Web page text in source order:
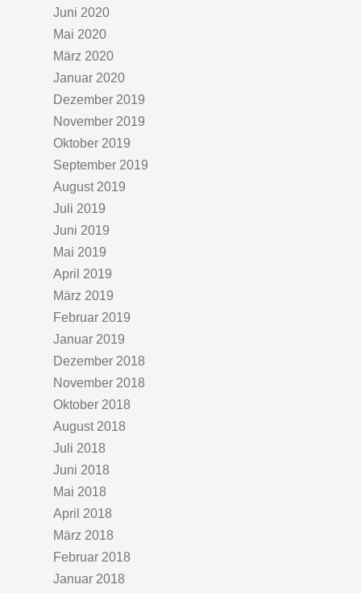
Juni 2020
Mai 2020
März 2020
Januar 2020
Dezember 2019
November 2019
Oktober 2019
September 2019
August 2019
Juli 2019
Juni 2019
Mai 2019
April 2019
März 2019
Februar 2019
Januar 2019
Dezember 2018
November 2018
Oktober 2018
August 2018
Juli 2018
Juni 2018
Mai 2018
April 2018
März 2018
Februar 2018
Januar 2018